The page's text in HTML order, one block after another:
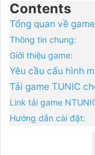
Contents
Tổng quan về
Thông tin chung:
Giới thiệu game:
Yêu cầu cấu hình
Tải game TUNIC
Link tải game
Hướng dẫn cài đặt: